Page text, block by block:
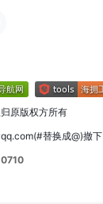
原版权方所有
替换成@)撤下